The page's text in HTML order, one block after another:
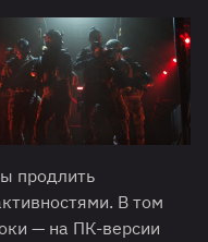
продлить
В том
— на ПК-версии